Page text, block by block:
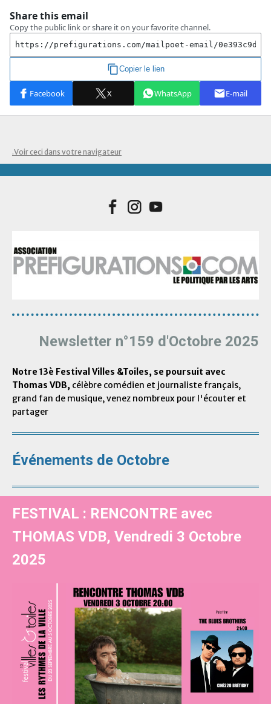
.Voir ceci dans votre navigateur
Newsletter n°159 d'Octobre 2025
Notre 13è Festival Villes &Toiles, se poursuit avec
Thomas VDB, célèbre comédien et journaliste français,
grand fan de musique, venez nombreux pour l'écouter et
partager
Événements de Octobre
FESTIVAL : RENCONTRE avec
THOMAS VDB, Vendredi 3 Octobre
2025